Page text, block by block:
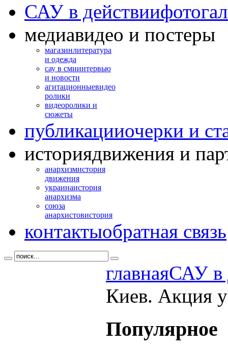
САУ в действии
медиавидео и постеры
магазинлитература
и одежда
сау в смиинтервью
и новости
агитационныевидео
ролики
видеоролики и
сюжеты
публикацииочерки и
историядвижения и
анархизмистория
движения
украинаистория
анархизма
союза
анархистовистория
контактыобратная связь
главнаяСАУ в
Киев. Акция
Популярное